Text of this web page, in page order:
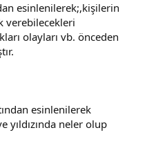
esinlenilerek;,kişilerin
verebilecekleri
olayları vb. önceden
esinlenilerek
yıldızında neler olup